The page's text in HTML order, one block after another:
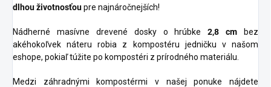
dlhou životnosťoupre najnáročnejších!
Nádherné masívne drevené dosky o hrúbke2,8 cm bez
akéhokoľvek náteru robia z kompostéru jedničku v našom
eshope, pokiaľ túžite po kompostéri z prírodného materiálu.
Medzi záhradnými kompostérmi v našej ponuke nájdete